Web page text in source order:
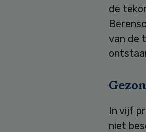
de
van de
In vijf
niet